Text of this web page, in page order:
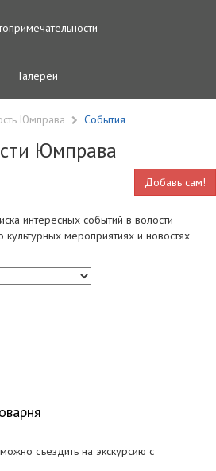
Галереи
Юмправа Cобытия
Юмправа
Добавь сам!
интересных событий в волости
мероприятиях и новостях
съездить на экскурсию с